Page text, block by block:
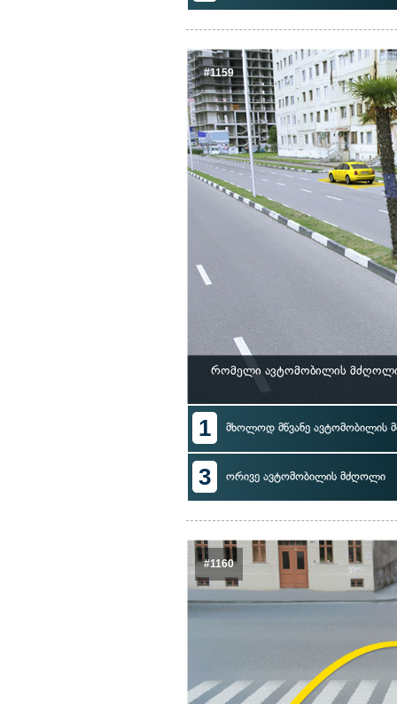
#1159
რომელი ავტომობილის მძღოლი
1 მხოლოდ მწვანე ავტომობილის
3 ორივე ავტომობილის მძღოლი
#1160